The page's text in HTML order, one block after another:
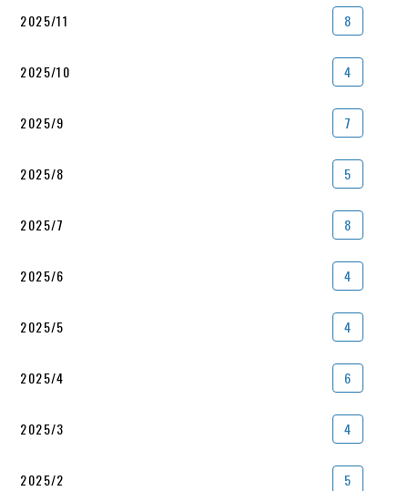
2025/11 8
2025/10 4
2025/9 7
2025/8 5
2025/7 8
2025/6 4
2025/5 4
2025/4 6
2025/3 4
2025/2 5